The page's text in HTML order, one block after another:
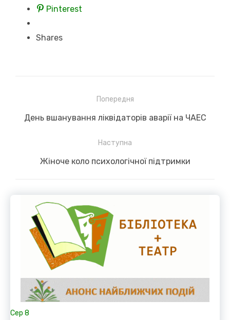
Pinterest
Shares
записів
Попередня
Previous
День вшанування ліквідаторів аварії на ЧАЕС
Наступна
Next
Жіноче коло психологічної підтримки
Сер 8